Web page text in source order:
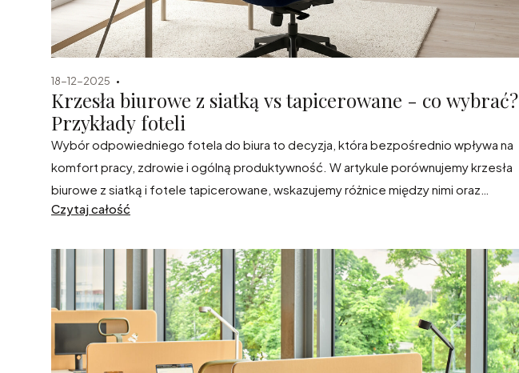
18-12-2025
Krzesła biurowe z siatką vs tapicerowane - co wybrać?
Przykłady foteli
Wybór odpowiedniego fotela do biura to decyzja, która bezpośrednio wpływa na
komfort pracy, zdrowie i ogólną produktywność. W artykule porównujemy krzesła
biurowe z siatką i fotele tapicerowane, wskazujemy różnice między nimi oraz
podpowiadamy, jaki fotel sprawdzi się najlepiej przy różnych stanowiskach i
Czytaj całość